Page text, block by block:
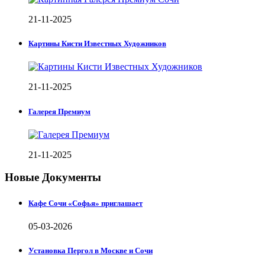
21-11-2025
Картины Кисти Известных Художников
21-11-2025
Галерея Премиум
21-11-2025
Новые Документы
Кафе Сочи «Софья» приглашает
05-03-2026
Установка Пергол в Москве и Сочи